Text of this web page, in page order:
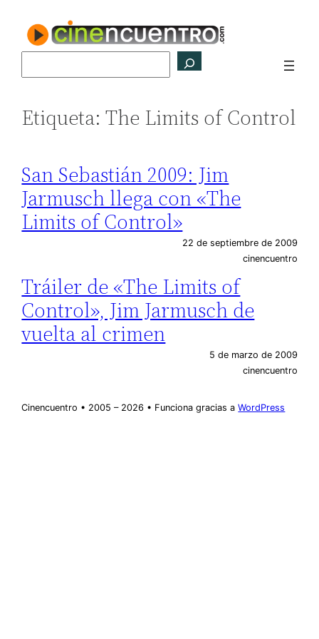
contenido
Etiqueta:The Limits of Control
San Sebastián 2009: Jim
Jarmusch llega con «The
Limits of Control»
22 de septiembre de 2009
cinencuentro
Tráiler de «The Limits of
Control», Jim Jarmusch de
vuelta al crimen
5 de marzo de 2009
cinencuentro
Cinencuentro • 2005 – 2026 • Funciona gracias aWordPress